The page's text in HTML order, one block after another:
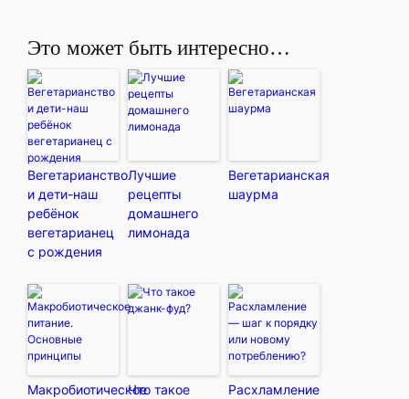
Это может быть интересно…
Вегетарианство
и дети-наш
ребёнок
вегетарианец
с рождения
Лучшие
рецепты
домашнего
лимонада
Вегетарианская
шаурма
МакробиотическоеЧто такое
Расхламление